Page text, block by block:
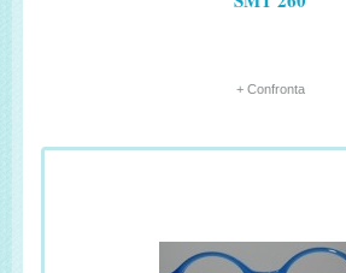
+ Confronta